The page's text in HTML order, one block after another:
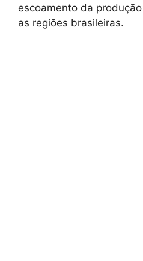
escoamento da
as regiões brasileiras.